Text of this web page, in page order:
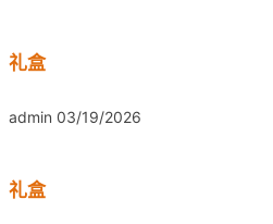
礼盒
admin 03/19/2026
礼盒